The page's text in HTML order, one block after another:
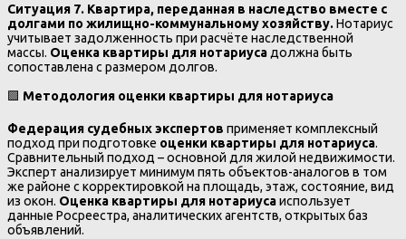
Ситуация 7. Квартира, переданная в наследство вместе с
долгами по жилищно-коммунальному хозяйству.Нотариус
учитывает задолженность при расчёте наследственной
массы. Оценка квартиры для нотариуса должна быть
сопоставлена с размером долгов.
🟩 Методология оценки квартиры для нотариуса
Федерация судебных экспертов применяет комплексный
подход при подготовке оценки квартиры для нотариуса.
Сравнительный подход – основной для жилой недвижимости.
Эксперт анализирует минимум пять объектов-аналогов в том
же районе с корректировкой на площадь, этаж, состояние, вид
из окон. Оценка квартиры для нотариусаиспользует
данные Росреестра, аналитических агентств, открытых баз
объявлений.